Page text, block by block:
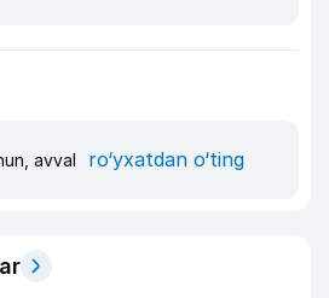
avval ro‘yxatdan o‘ting